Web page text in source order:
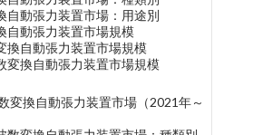
自動張力装置市場：用途別
自動張力装置市場規模
換自動張力装置市場規模
変換自動張力装置市場規模
変換自動張力装置市場（2021年～